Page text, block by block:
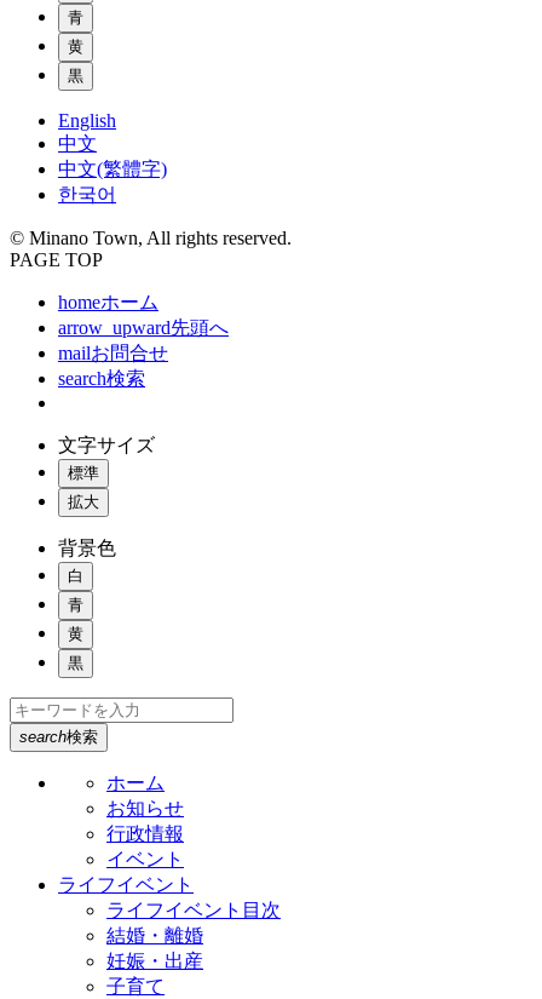
青
黄
黒
English
中文
中文(繁體字)
한국어
© Minano Town, All rights reserved.
PAGE TOP
homeホーム
arrow_upward先頭へ
mailお問合せ
search検索
文字サイズ
標準
拡大
背景色
白
青
黄
黒
search検索
ホーム
お知らせ
行政情報
イベント
ライフイベント
ライフイベント目次
結婚・離婚
妊娠・出産
子育て